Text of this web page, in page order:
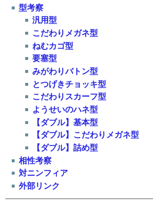
型考察
汎用型
こだわりメガネ型
ねむカゴ型
要塞型
みがわりバトン型
とつげきチョッキ型
こだわりスカーフ型
ようせいのハネ型
【ダブル】基本型
【ダブル】こだわりメガネ型
【ダブル】詰め型
相性考察
対ニンフィア
外部リンク